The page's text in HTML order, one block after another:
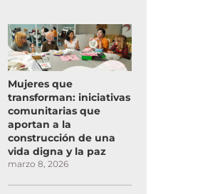
Mujeres que
transforman: iniciativas
comunitarias que
aportan a la
construcción de una
vida digna y la paz
marzo 8, 2026